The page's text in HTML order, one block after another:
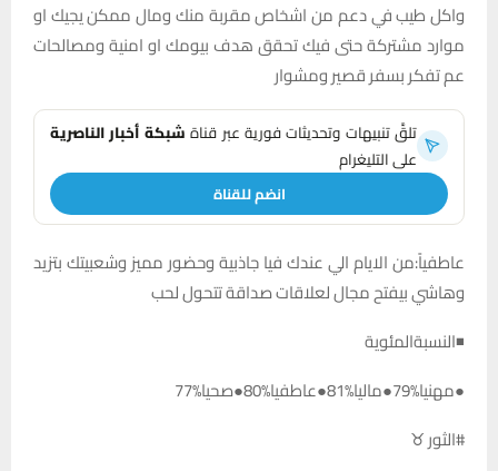
واكل طيب في دعم من اشخاص مقربة منك ومال ممكن يجيك او
موارد مشتركة حتى فيك تحقق هدف بيومك او امنية ومصالحات
عم تفكر بسفر قصير ومشوار
تلقَّ تنبيهات وتحديثات فورية عبر قناةشبكة أخبار الناصرية
على التليغرام
انضم للقناة
عاطفياً:من الايام الي عندك فيا جاذبية وحضور مميز وشعبيتك بتزيد
وهاشي بيفتح مجال لعلاقات صداقة تتحول لحب
◾النسبةالمئوية
●مهنيا%79●ماليا%81●عاطفيا%80●صحيا%77
#الثور ♉